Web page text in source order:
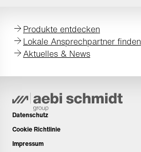
Produkte entdecken
Lokale Ansprechpartner finden
Aktuelles & News
Datenschutz
Cookie Richtlinie
Impressum